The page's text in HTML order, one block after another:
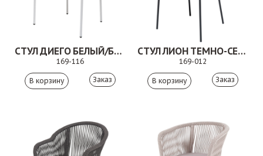
СТУЛ ДИЕГО БЕЛЫЙ/БЕЖЕВЫЙ
169-116
Заказ
СТУЛ ЛИОН ТЕМНО-СЕРЫЙ
169-012
Заказ